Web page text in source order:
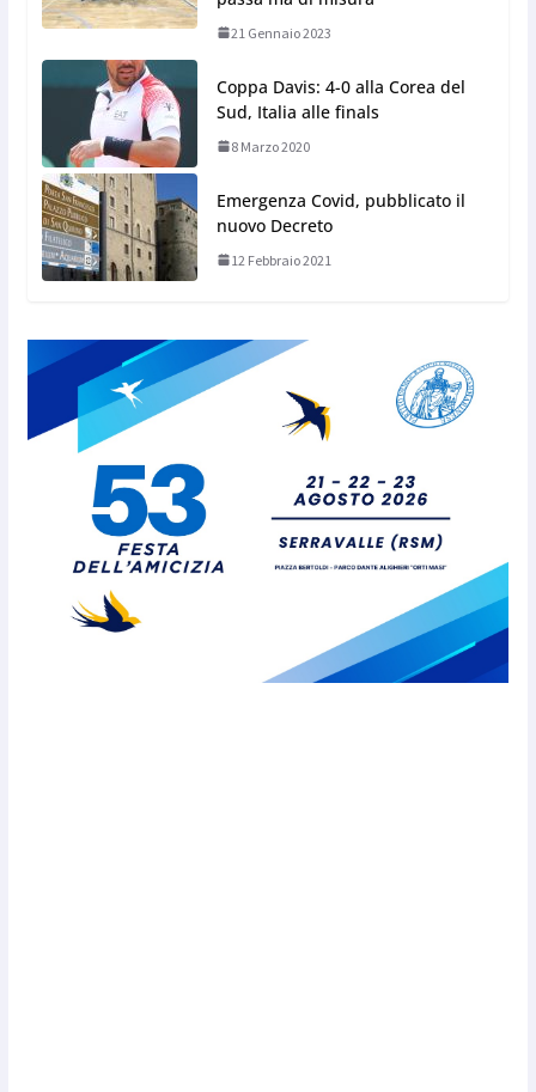
21 Gennaio 2023
Coppa Davis: 4-0 alla Corea del
Sud, Italia alle finals
8 Marzo 2020
Emergenza Covid, pubblicato il
nuovo Decreto
12 Febbraio 2021